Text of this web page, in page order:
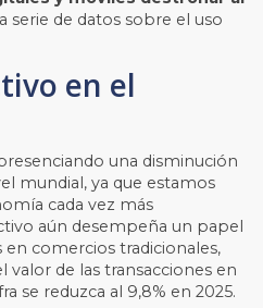
serie de datos sobre el uso
en el
una disminución
mundial, ya que estamos
cada vez más
aún desempeña un papel
comercios tradicionales,
valor de las transacciones en
se reduzca al 9,8% en 2025.